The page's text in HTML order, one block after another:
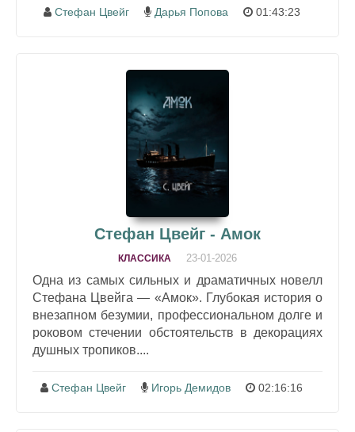
Стефан Цвейг Дарья Попова 01:43:23
Стефан Цвейг - Амок
КЛАССИКА 23-01-2026
Одна из самых сильных и драматичных новелл
Стефана Цвейга — «Амок». Глубокая история о
внезапном безумии, профессиональном долге и
роковом стечении обстоятельств в декорациях
душных тропиков....
Стефан Цвейг Игорь Демидов 02:16:16